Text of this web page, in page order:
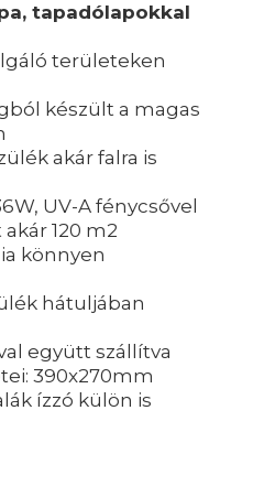
tapadólapokkal
területeken
készült a magas
akár falra is
UV-A fénycsővel
120 m2
könnyen
hátuljában
együtt szállítva
390x270mm
ízzó külön is